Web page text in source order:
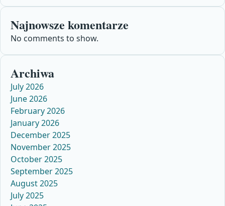
Najnowsze komentarze
No comments to show.
Archiwa
July 2026
June 2026
February 2026
January 2026
December 2025
November 2025
October 2025
September 2025
August 2025
July 2025